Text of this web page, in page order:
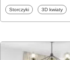
Fototapety
Storczyki Fototapety
3D kwiaty